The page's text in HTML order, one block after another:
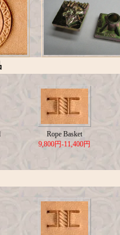
Rope Basket
9,800円-11,400円